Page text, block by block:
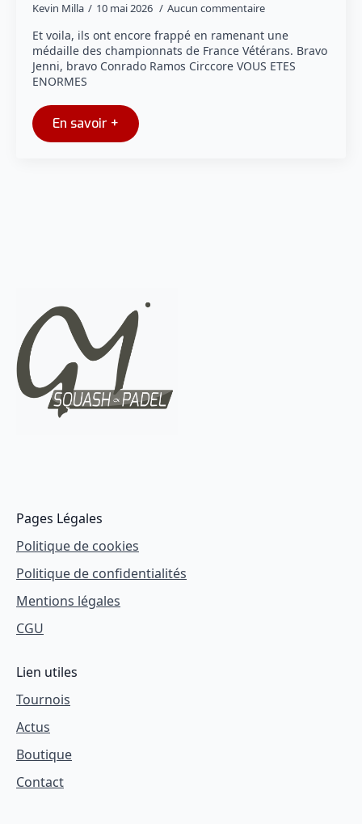
Kevin Milla 10 mai 2026 Aucun commentaire
Et voila, ils ont encore frappé en ramenant une
médaille des championnats de France Vétérans. Bravo
Jenni, bravo Conrado Ramos Circcore VOUS ETES
ENORMES
En savoir +
Pages Légales
Politique de cookies
Politique de confidentialités
Mentions légales
CGU
Lien utiles
Tournois
Actus
Boutique
Contact